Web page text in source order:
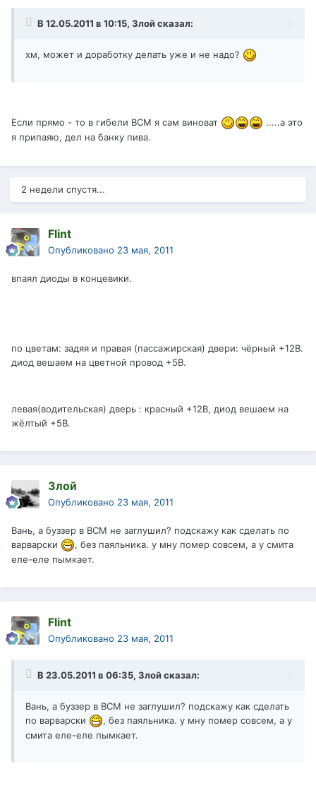
В 12.05.2011 в 10:15, Злой сказал:
хм, может и доработку делать уже и не надо?
Если прямо - то в гибели ВСМ я сам виноват
.....а это
я припаяю, дел на банку пива.
2 недели спустя...
Flint
Опубликовано 23 мая, 2011
впаял диоды в концевики.
по цветам: задяя и правая (пассажирская) двери: чёрный +12В.
диод вешаем на цветной провод +5В.
левая(водительская) дверь : красный +12В, диод вешаем на
жёлтый +5В.
Злой
Опубликовано 23 мая, 2011
Вань, а буззер в ВСМ не заглушил? подскажу как сделать по
варварски
, без паяльника. у мну помер совсем, а у смита
еле-еле пымкает.
Flint
Опубликовано 23 мая, 2011
В 23.05.2011 в 06:35, Злой сказал:
Вань, а буззер в ВСМ не заглушил? подскажу как сделать
по варварски
, без паяльника. у мну помер совсем, а у
смита еле-еле пымкает.